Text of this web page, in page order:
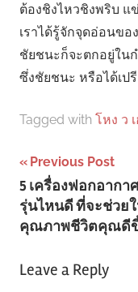
ต้องชิงไหวชิงพริบ
เราได้รู้จักจุดอ่อนข
ชัยชนะก็จะตกอยู่ใน
ซึ่งชัยชนะ หรือได้เป
Tagged with โหง ว
Post
navigation
Previous Post
5 เครื่องฟอกอากา
รุ่นไหนดี ที่จะช่วย
คุณภาพชีวิตคุณดี
Leave a Reply